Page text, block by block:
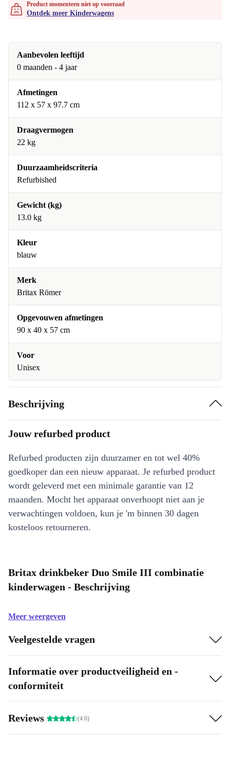
Product momenteen niet op voorraad
Ontdek meer Kinderwagens
Aanbevolen leeftijd
0 maanden - 4 jaar
Afmetingen
112 x 57 x 97.7 cm
Draagvermogen
22 kg
Duurzaamheidscriteria
Refurbished
Gewicht (kg)
13.0 kg
Kleur
blauw
Merk
Britax Römer
Opgevouwen afmetingen
90 x 40 x 57 cm
Voor
Unisex
Beschrijving
Jouw refurbed product
Refurbed producten zijn duurzamer en tot wel 40%
goedkoper dan een nieuw apparaat. Je refurbed product
wordt geleverd met een minimale garantie van 12
maanden. Mocht het apparaat onverhoopt niet aan je
verwachtingen voldoen, kun je 'm binnen 30 dagen
kosteloos retourneren.
Britax drinkbeker Duo Smile III combinatie
kinderwagen - Beschrijving
Meer weergeven
Veelgestelde vragen
Informatie over productveiligheid en -
conformiteit
Reviews (4.6)